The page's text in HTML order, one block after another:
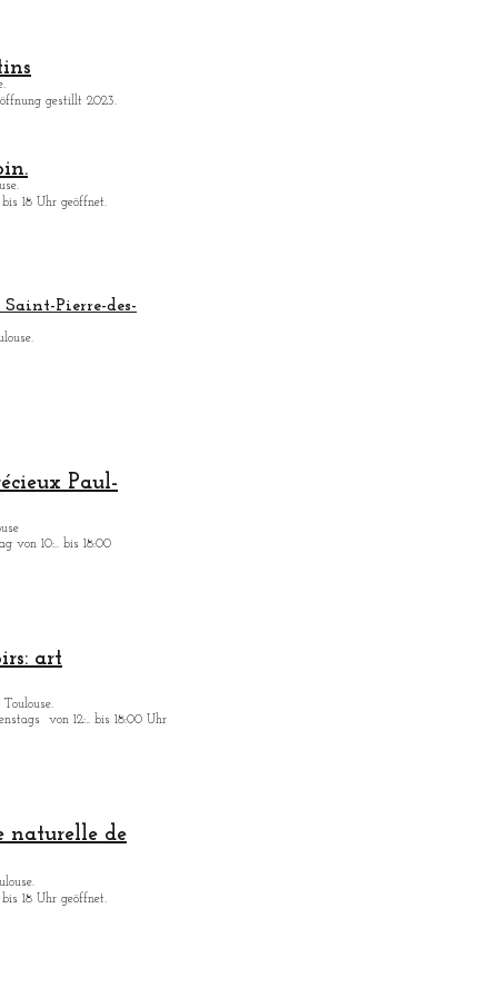
gestillt 2023.
18 Uhr geöffnet.
Pierre-des-
Paul-
von 10:.. bis 18:00
art
von 12:.. bis 18:00 Uhr
naturelle de
18 Uhr geöffnet.